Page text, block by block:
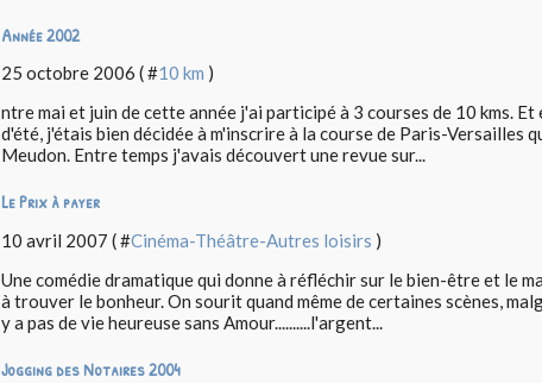
Année 2002
25 octobre 2006 ( #10 km )
ntre mai et juin de cette année j'ai participé à 3 courses de 10 kms. Et
d'été, j'étais bien décidée à m'inscrire à la course de Paris-Versailles
Meudon. Entre temps j'avais découvert une revue sur...
Le Prix à payer
10 avril 2007 ( #Cinéma-Théâtre-Autres loisirs )
Une comédie dramatique qui donne à réfléchir sur le bien-être et le
à trouver le bonheur. On sourit quand même de certaines scènes,
y a pas de vie heureuse sans Amour..........l'argent...
Jogging des Notaires 2004